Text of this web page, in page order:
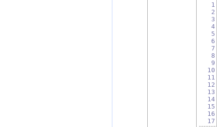
1
2
3
4
5
6
7
8
9
10
11
12
13
14
15
16
17